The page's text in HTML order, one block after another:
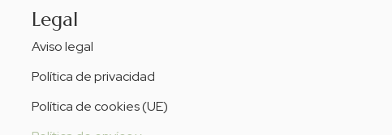
Legal
Aviso legal
Política de privacidad
Política de cookies (UE)